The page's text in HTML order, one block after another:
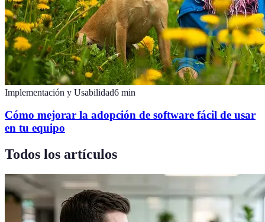
Implementación y Usabilidad6 min
Cómo mejorar la adopción de software fácil de usar
en tu equipo
Todos los artículos